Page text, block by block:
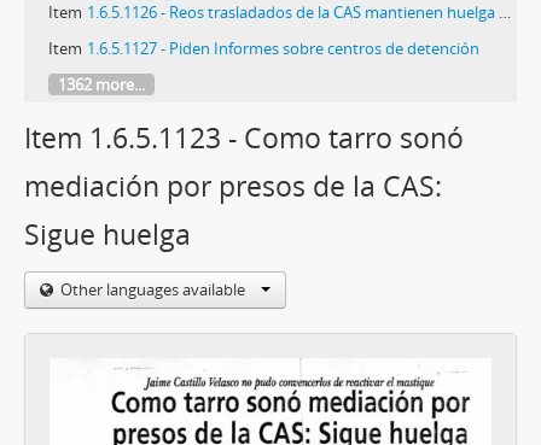
Item 1.6.5.1126 - Reos trasladados de la CAS mantienen huelga de hambre
Item 1.6.5.1127 - Piden Informes sobre centros de detención
1362 more...
Item 1.6.5.1123 - Como tarro sonó
mediación por presos de la CAS:
Sigue huelga
Other languages available